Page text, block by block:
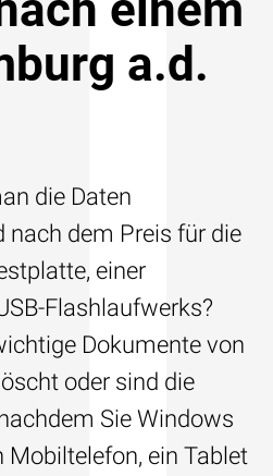
a.d.
die Daten
nach dem Preis für die
einer
Flashlaufwerks?
Dokumente von
oder sind die
Sie Windows
ein Tablet